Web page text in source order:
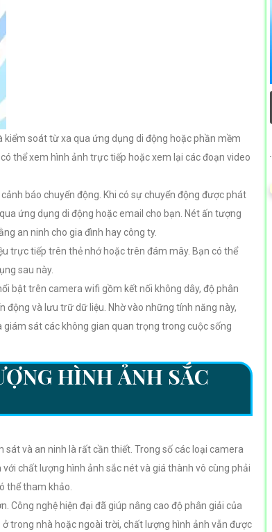
soát từ xa qua ứng dụng di động hoặc phần mềm
thể xem hình ảnh trực tiếp hoặc xem lại các đoạn video
báo chuyển động. Khi có sự chuyển động được phát
ứng dụng di động hoặc email cho bạn. Nét ấn tượng
an ninh cho gia đình hay công ty.
trực tiếp trên thẻ nhớ hoặc trên đám mây. Bạn có thể
sau này.
bật trên camera wifi gồm kết nối không dây, độ phân
động và lưu trữ dữ liệu. Nhờ vào những tính năng này,
sát các không gian quan trọng trong cuộc sống
HÌNH ẢNH SẮC
và an ninh là rất cần thiết. Trong số các loại camera
chất lượng hình ảnh sắc nét và giá thành vô cùng phải
thể tham khảo.
Công nghệ hiện đại đã giúp nâng cao độ phân giải của
trong nhà hoặc ngoài trời, chất lượng hình ảnh vẫn được